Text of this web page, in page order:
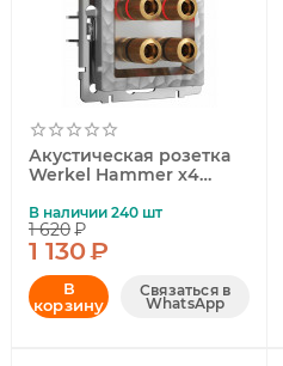
Акустическая розетка
Werkel Hammer х4
4690389163111
В наличии 240 шт
1 620₽
1 130₽
В
корзину
Связаться в
WhatsApp